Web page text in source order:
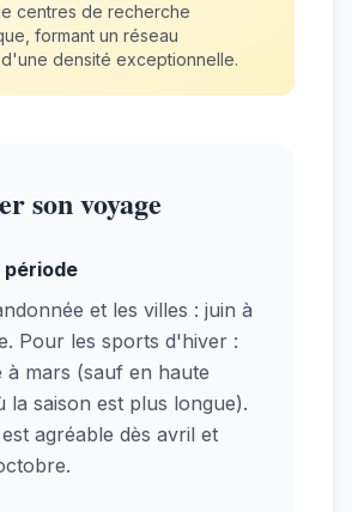
centres de recherche
formant un réseau
densité exceptionnelle.
son voyage
période
et les villes : juin à
Pour les sports d'hiver :
à mars (sauf en haute
la saison est plus longue).
agréable dès avril et